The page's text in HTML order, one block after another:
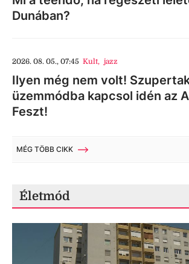
Dunában?
2026. 08. 05., 07:45 Kult, jazz
Ilyen még nem volt!
üzemmódba kapcsol idén az
Feszt!
MÉG TÖBB CIKK
Életmód